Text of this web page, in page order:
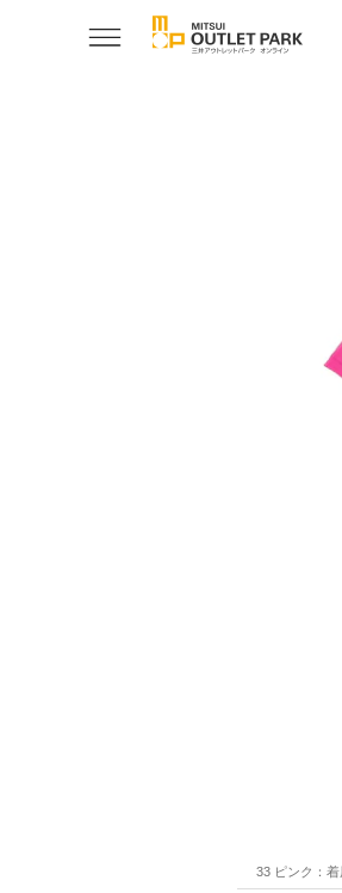
33 ピンク：